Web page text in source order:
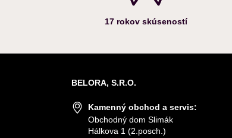
17 rokov skúseností
BELORA, S.R.O.
Kamenný obchod a servis:
Obchodný dom Slimák
Hálkova 1 (2.posch.)